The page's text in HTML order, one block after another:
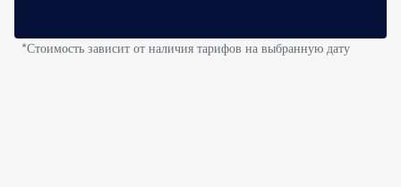
*Стоимость зависит от наличия тарифов на выбранную дату